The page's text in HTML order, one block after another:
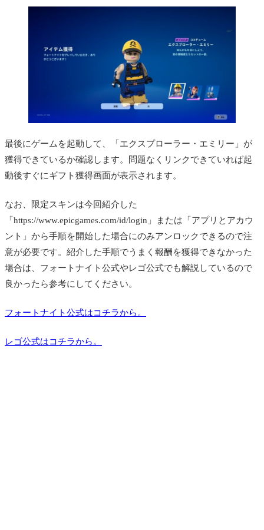
最後にゲームを起動して、「エクスプローラー・エミリー」が
獲得できているか確認します。問題なくリンクできていれば起
動後すぐにギフト獲得画面が表示されます。
なお、限定スキンは今回紹介した
「https://www.epicgames.com/id/login」または「アプリとアカウ
ント」から手順を開始した場合にのみアンロックできるので注
意が必要です。紹介した手順でうまく報酬を獲得できなかった
場合は、フォートナイト公式やレゴ公式でも解説しているので
良かったら参考にしてください。
フォートナイト公式はコチラから。
レゴ公式はコチラから。